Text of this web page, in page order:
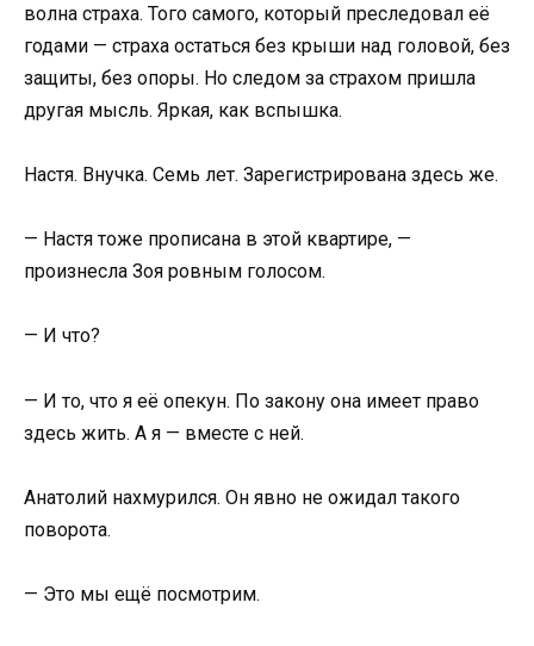
волна страха. Того самого, который преследовал её
годами — страха остаться без крыши над головой, без
защиты, без опоры. Но следом за страхом пришла
другая мысль. Яркая, как вспышка.
Настя. Внучка. Семь лет. Зарегистрирована здесь же.
— Настя тоже прописана в этой квартире, —
произнесла Зоя ровным голосом.
— И что?
— И то, что я её опекун. По закону она имеет право
здесь жить. А я — вместе с ней.
Анатолий нахмурился. Он явно не ожидал такого
поворота.
— Это мы ещё посмотрим.